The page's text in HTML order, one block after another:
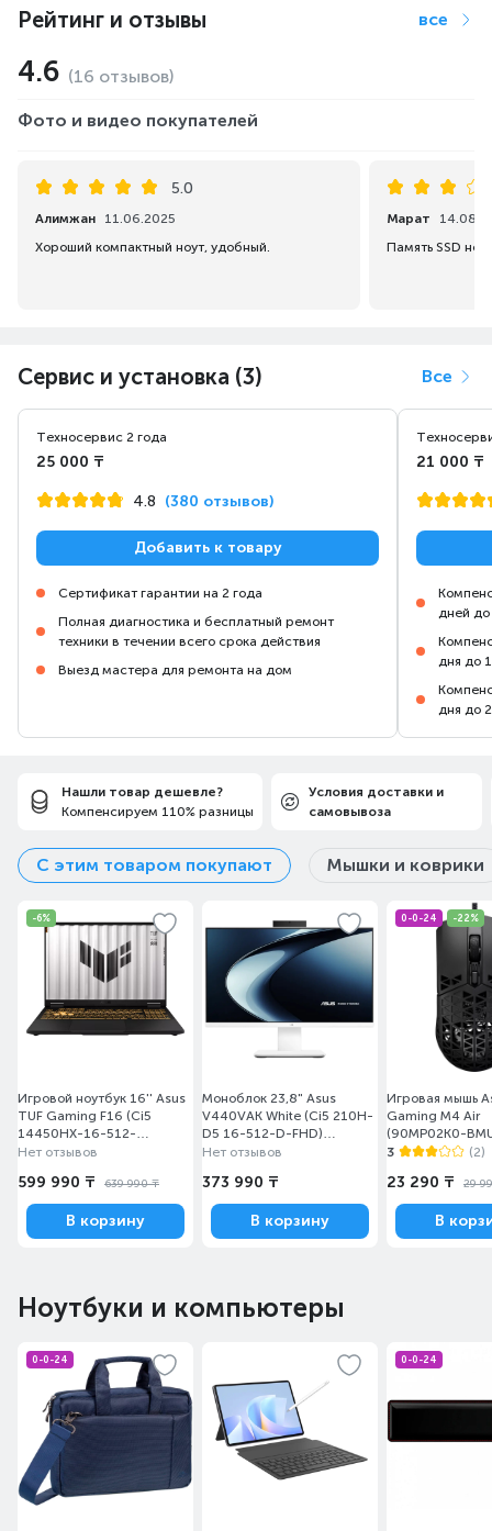
Рейтинг и отзывы все
4.6 (16 отзывов)
Фото и видео покупателей
5.0
Алимжан
11.06.2025
Хороший компактный ноут, удобный.
Марат
Память SSD не
Сервис и установка (3) Все
Техносервис 2 года
25 000 ₸
4.8 (380 отзывов)
Добавить к товару
Сертификат гарантии на 2 года
Полная диагностика и бесплатный ремонт
техники в течении всего срока действия
Выезд мастера для ремонта на дом
21 000 ₸
дней до
дня до
дня до
Нашли товар дешевле?
Компенсируем 110% разницы
Условия доставки и
самовывоза
С этим товаром покупают Мышки и коврики
-6%
Игровой ноутбук 16'' Asus
TUF Gaming F16 (Ci5
14450HX-16-512-
RTX5050 8-D)(FX608JHI-
Нет отзывов
599 990 ₸ 639 990 ₸
В корзину
Моноблок 23,8" Asus
V440VAK White (Ci5 210H-
D5 16-512-D-FHD)
[V440VAK-WPC1920]
Нет отзывов
373 990 ₸
В корзину
0-0-24 -22%
Игровая мышь
Gaming M4 Air
(90MP02K0-
3
(2)
23 290 ₸ 29
В
Ноутбуки и компьютеры
0-0-24 0-0-24